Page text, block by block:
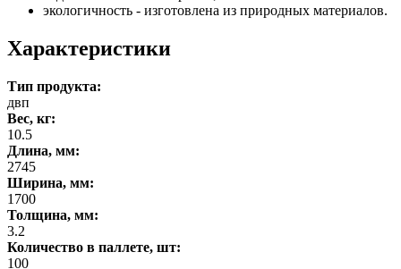
экологичность - изготовлена из природных материалов.
Характеристики
Тип продукта:
двп
Вес, кг:
10.5
Длина, мм:
2745
Ширина, мм:
1700
Толщина, мм:
3.2
Количество в паллете, шт:
100